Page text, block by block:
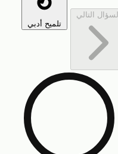
تلميح أدبي
السؤال التالي